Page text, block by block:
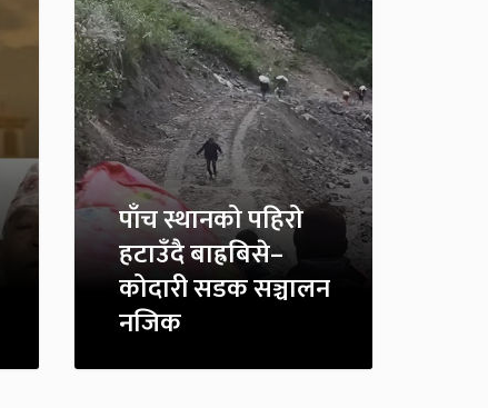
पाँच स्थानको पहिरो
हटाउँदै बाह्रबिसे–
कोदारी सडक सञ्चालन
नजिक